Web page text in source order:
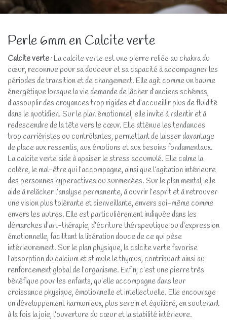
Perle 6mm en Calcite verte
Calcite verte : La calcite verte est une pierre reliée au chakra du
cœur, reconnue pour sa douceur et sa capacité à accompagner les
périodes de transition et de changement. Elle agit comme un baume
énergétique lorsque la vie demande de lâcher d’anciens schémas,
d’assouplir des croyances trop rigides et d’accueillir plus de fluidité
dans le quotidien. Sur le plan émotionnel, elle invite à ralentir et à
redescendre de la tête vers le cœur. Elle atténue les tendances
trop carriéristes ou contrôlantes, permettant de laisser davantage
de place aux ressentis, aux émotions et aux besoins fondamentaux.
La calcite verte aide à apaiser le stress accumulé. Elle calme la
colère, le mal-être qui l’accompagne, ainsi que l’agitation intérieure
des personnes hyperactives ou surmenées. Sur le plan mental, elle
aide à relâcher l’analyse permanente, à ouvrir l’esprit et à retrouver
une vision plus tolérante et bienveillante, envers soi-même comme
envers les autres. Elle est particulièrement indiquée dans les
démarches d’art-thérapie, d’écriture thérapeutique ou d’expression
émotionnelle, facilitant la libération douce de ce qui pèse
intérieurement. Sur le plan physique, la calcite verte favorise
l’absorption du calcium et stimule le thymus, contribuant ainsi au
renforcement global de l’organisme. Enfin, c’est une pierre très
bénéfique pour les enfants, qu’elle accompagne dans leur
croissance physique, émotionnelle et intellectuelle. Elle encourage
un développement harmonieux, plus serein et équilibré, en soutenant
à la fois la joie, l’ouverture du cœur et la stabilité intérieure.